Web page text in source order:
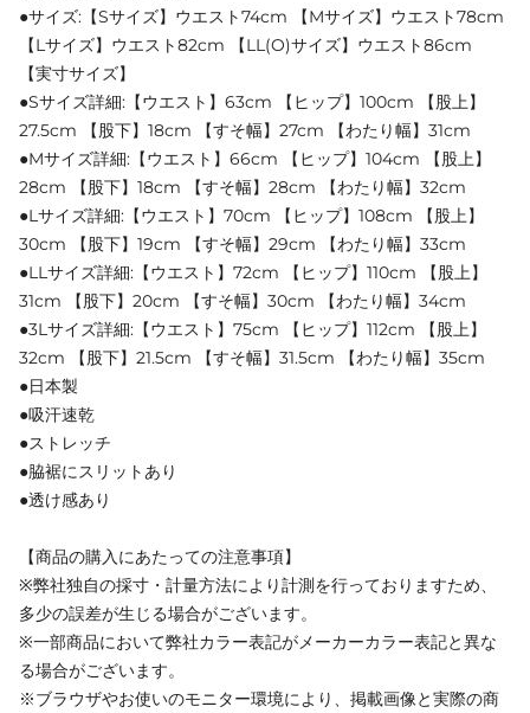
●サイズ:【Sサイズ】ウエスト74cm 【Mサイズ】ウエスト78cm
【Lサイズ】ウエスト82cm 【LL(O)サイズ】ウエスト86cm
【実寸サイズ】
●Sサイズ詳細:【ウエスト】63cm 【ヒップ】100cm 【股上】
27.5cm 【股下】18cm 【すそ幅】27cm 【わたり幅】31cm
●Mサイズ詳細:【ウエスト】66cm 【ヒップ】104cm 【股上】
28cm 【股下】18cm 【すそ幅】28cm 【わたり幅】32cm
●Lサイズ詳細:【ウエスト】70cm 【ヒップ】108cm 【股上】
30cm 【股下】19cm 【すそ幅】29cm 【わたり幅】33cm
●LLサイズ詳細:【ウエスト】72cm 【ヒップ】110cm 【股上】
31cm 【股下】20cm 【すそ幅】30cm 【わたり幅】34cm
●3Lサイズ詳細:【ウエスト】75cm 【ヒップ】112cm 【股上】
32cm 【股下】21.5cm 【すそ幅】31.5cm 【わたり幅】35cm
●日本製
●吸汗速乾
●ストレッチ
●脇裾にスリットあり
●透け感あり
【商品の購入にあたっての注意事項】
※弊社独自の採寸・計量方法により計測を行っておりますため、
多少の誤差が生じる場合がございます。
※一部商品において弊社カラー表記がメーカーカラー表記と異な
る場合がございます。
※ブラウザやお使いのモニター環境により、掲載画像と実際の商